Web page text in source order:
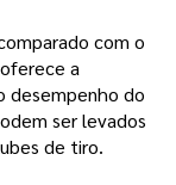
com o
a
desempenho do
ser levados
de tiro.